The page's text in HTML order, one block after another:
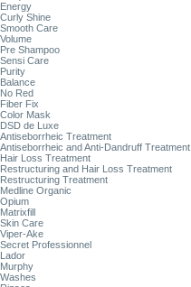
Energy
Curly Shine
Smooth Care
Volume
Pre Shampoo
Sensi Care
Purity
Balance
No Red
Fiber Fix
Color Mask
DSD de Luxe
Antiseborrheic Treatment
Antiseborrheic and Anti-Dandruff Treatment
Hair Loss Treatment
Restructuring and Hair Loss Treatment
Restructuring Treatment
Medline Organic
Opium
Matrixfill
Skin Care
Viper-Ake
Secret Professionnel
Lador
Murphy
Washes